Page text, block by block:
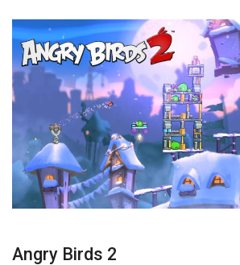
Angry Birds 2